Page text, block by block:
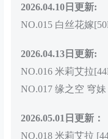
2026.04.10日更新:
NO.015 白丝花嫁
2026.04.13日更新:
NO.016 米莉艾拉
NO.017 缘之空 穹
2026.05.01日更新：
NO.018 米莉艾拉